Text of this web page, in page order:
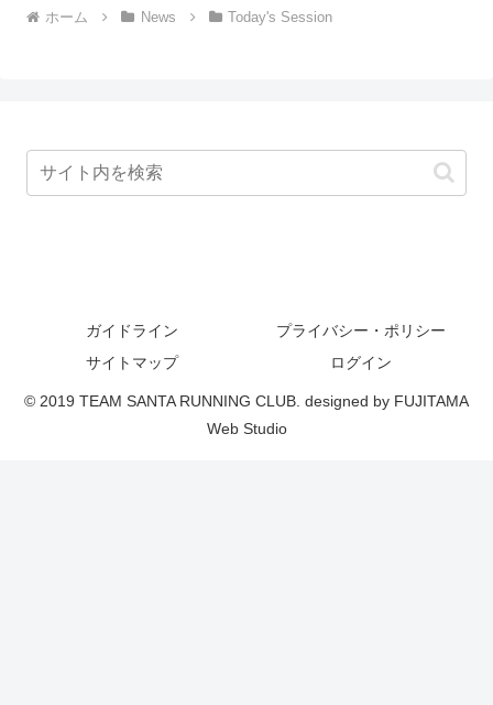
ホーム News Today's Session
ガイドライン
プライバシー・ポリシー
サイトマップ
ログイン
© 2019 TEAM SANTA RUNNING CLUB. designed by FUJITAMA
Web Studio